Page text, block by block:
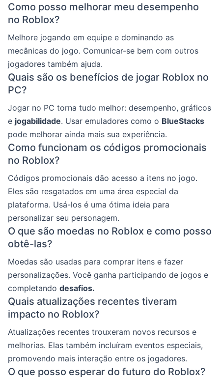
Como posso melhorar meu desempenho
no Roblox?
Melhore jogando em equipe e dominando as
mecânicas do jogo. Comunicar-se bem com outros
jogadores também ajuda.
Quais são os benefícios de jogar Roblox no
PC?
Jogar no PC torna tudo melhor: desempenho, gráficos
e jogabilidade. Usar emuladores como o BlueStacks
pode melhorar ainda mais sua experiência.
Como funcionam os códigos promocionais
no Roblox?
Códigos promocionais dão acesso a itens no jogo.
Eles são resgatados em uma área especial da
plataforma. Usá-los é uma ótima ideia para
personalizar seu personagem.
O que são moedas no Roblox e como posso
obtê-las?
Moedas são usadas para comprar itens e fazer
personalizações. Você ganha participando de jogos e
completando desafios.
Quais atualizações recentes tiveram
impacto no Roblox?
Atualizações recentes trouxeram novos recursos e
melhorias. Elas também incluíram eventos especiais,
promovendo mais interação entre os jogadores.
O que posso esperar do futuro do Roblox?